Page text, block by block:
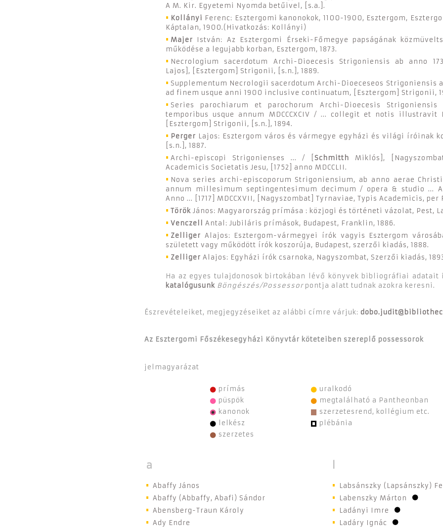
A M. Kir. Egyetemi Nyomda betűivel, [s.a.].
Kollányi Ferenc: Esztergomi kanonokok, 1100-1900, Esztergom,
Káptalan, 1900.(Hivatkozás: Kollányi)
Majer István: Az Esztergomi Érseki-Főmegye papságának
működése a legujabb korban, Esztergom, 1873.
Necrologium sacerdotum Archi-Dioecesis Strigoniensis ab anno
Lajos], [Esztergom] Strigonii, [s.n.], 1889.
Supplementum Necrologii sacerdotum Archi-Dioeceseos Strigoniensis
ad finem usque anni 1900 inclusive continuatum, [Esztergom] Strigonii,
Series parochiarum et parochorum Archi-Dioecesis
temporibus usque annum MDCCCXCIV / ... collegit et notis illustravit
[Esztergom] Strigonii, [s.n.], 1894.
Perger Lajos: Esztergom város és vármegye egyházi és világi íróinak
[s.n.], 1887.
Archi-episcopi Strigonienses ... / [ Schmitth Miklós],
Academicis Societatis Jesu, [1752] anno MDCCLII.
Nova series archi-episcoporum Strigoniensium, ab anno aerae
annum millesimum septingentesimum decimum / opera & studio ...
Anno ... [1717] MDCCXVII, [Nagyszombat] Tyrnaviae, Typis Academicis, per
Török János: Magyarország prímása : közjogi és történeti vázolat, Pest,
Venczell
Antal: Jubiláris prímások, Budapest, Franklin, 1886.
Zelliger Alajos: Esztergom-vármegyei írók vagyis Esztergom
született vagy működött írók koszorúja, Budapest, szerzői kiadás, 1888.
Zelliger Alajos: Egyházi írók csarnoka, Nagyszombat, Szerzői kiadás,
Ha az egyes tulajdonosok birtokában lévő könyvek bibliográfiai adatait
katalógusunk Böngészés/Possessorpontja alatt tudnak azokra keresni.
Észrevételeiket, megjegyzéseiket az alábbi címre várjuk:
Az Esztergomi Főszékesegyházi Könyvtár köteteiben szereplő possessorok
a
Abaffy János
Abaffy (Abbaffy, Abafi) Sándor
Abensberg-Traun Károly
Ady Endre
Labsánszky (Lapsánszky)
Labenszky Márton
Ladányi Imre
Ladáry Ignác